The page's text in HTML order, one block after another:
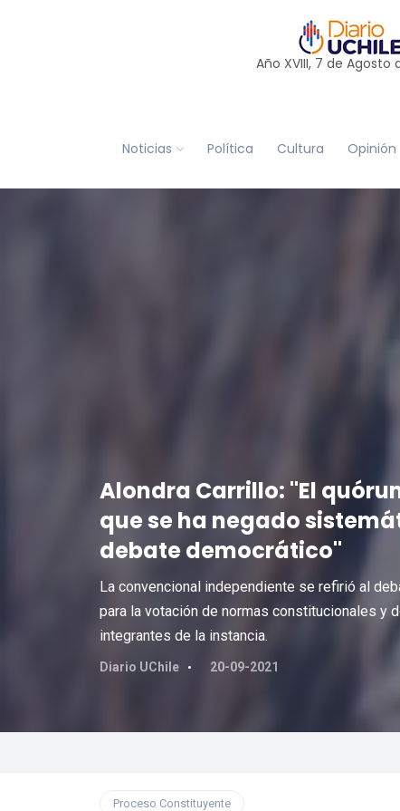
Año XVIII, 7 de Agosto
Noticias Política Cultura Opinión
Alondra Carrillo: "El
que se ha negado
debate democrático"
La convencional independiente se refirió al
para la votación de normas constitucionales y
integrantes de la instancia.
Diario UChile 20-09-2021
Proceso Constituyente